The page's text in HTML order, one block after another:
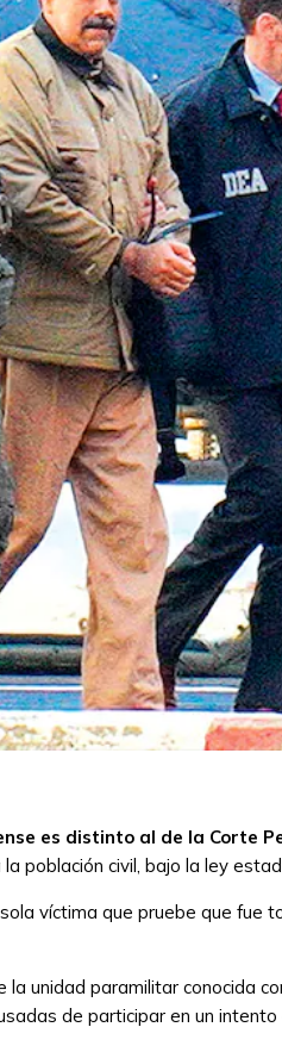
es distinto al de la Corte
civil, bajo la ley
víctima que pruebe que fue
unidad paramilitar conocida
de participar en un